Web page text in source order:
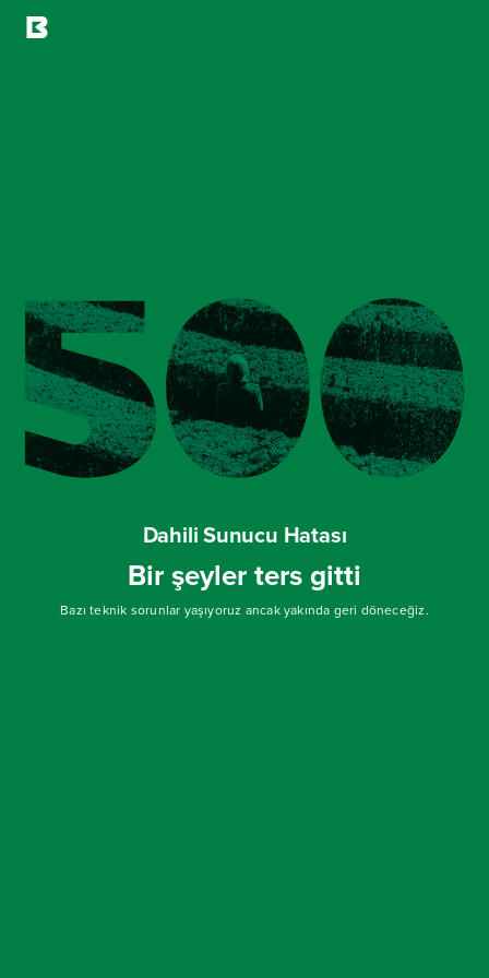
Dahili Sunucu Hatası
Bir şeyler ters gitti
Bazı teknik sorunlar yaşıyoruz ancak yakında geri döneceğiz.